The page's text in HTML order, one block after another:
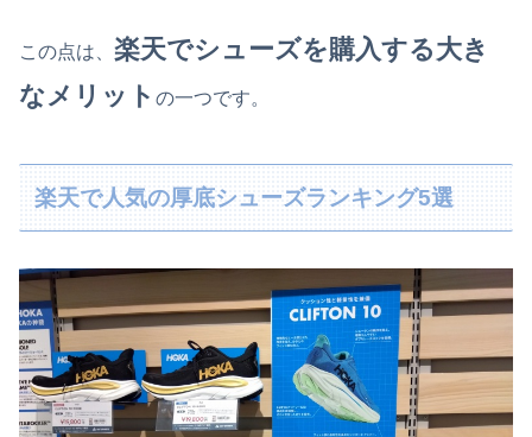
この点は、 楽天でシューズを購入する大き
なメリット の一つです。
楽天で人気の厚底シューズランキング5選